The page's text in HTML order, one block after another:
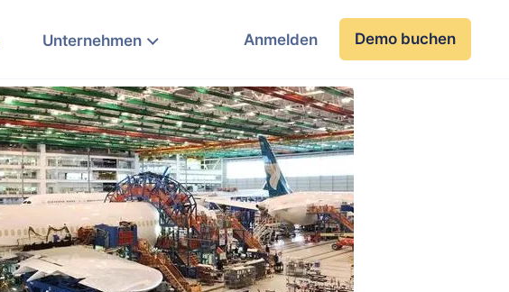
Unternehmen Anmelden Demo buchen